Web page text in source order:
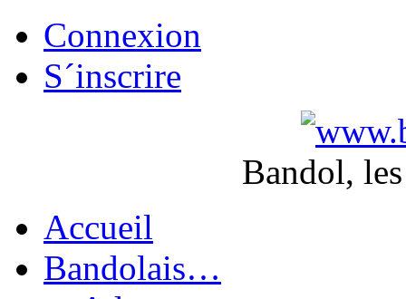
Connexion
S´inscrire
Bandol,
Accueil
Bandolais…